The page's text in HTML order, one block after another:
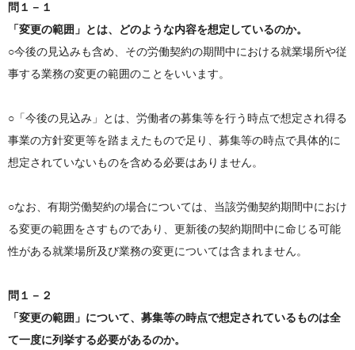
問１－１
「変更の範囲」とは、どのような内容を想定しているのか。
○今後の見込みも含め、その労働契約の期間中における就業場所や従
事する業務の変更の範囲のことをいいます。
○「今後の見込み」とは、労働者の募集等を行う時点で想定され得る
事業の方針変更等を踏まえたもので足り、募集等の時点で具体的に
想定されていないものを含める必要はありません。
○なお、有期労働契約の場合については、当該労働契約期間中におけ
る変更の範囲をさすものであり、更新後の契約期間中に命じる可能
性がある就業場所及び業務の変更については含まれません。
問１－２
「変更の範囲」について、募集等の時点で想定されているものは全
て一度に列挙する必要があるのか。